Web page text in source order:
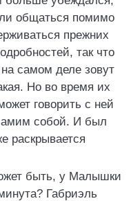
общаться помимо
прежних
так что
самом деле зовут
Но во время их
говорить с ней
собой. И был
раскрывается
быть, у Малышки
Габриэль